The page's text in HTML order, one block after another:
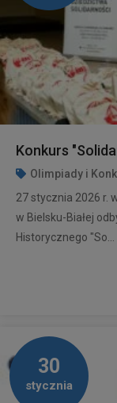
Konkurs
Olimpiady i
27 stycznia 2026 r.
w Bielsku-Białej
Historycznego "So...
30
stycznia